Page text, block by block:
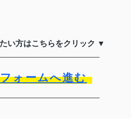
い方はこちらをクリック ▼
ォームへ進む